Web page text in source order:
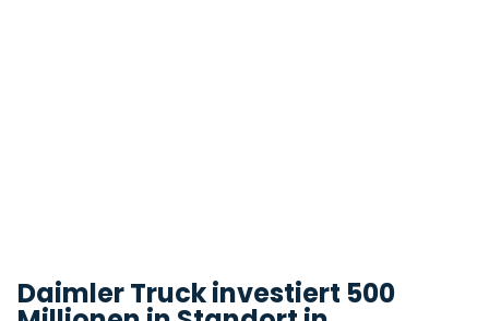
Daimler Truck investiert 500